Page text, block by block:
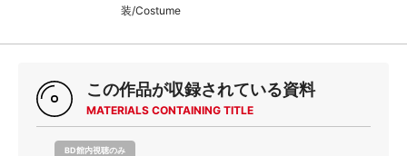
装/Costume
この作品が収録されている資料
MATERIALS CONTAINING TITLE
BD館内視聴のみ